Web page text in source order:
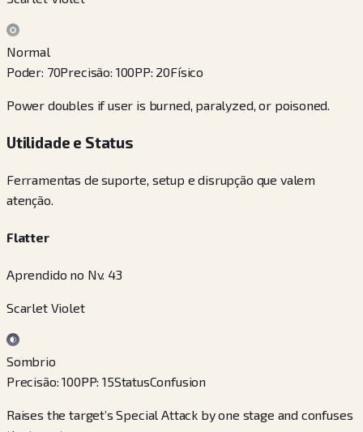
Normal
Poder: 70Precisão: 100PP: 20Físico
Power doubles if user is burned, paralyzed, or poisoned.
Utilidade e Status
Ferramentas de suporte, setup e disrupção que valem
atenção.
Flatter
Aprendido no Nv. 43
Scarlet Violet
Sombrio
Precisão:100PP:15StatusConfusion
Raises the target’s Special Attack by one stage and confuses